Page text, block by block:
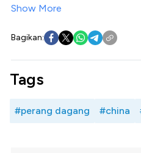
Show More
Bagikan:
Tags
#perang dagang #china